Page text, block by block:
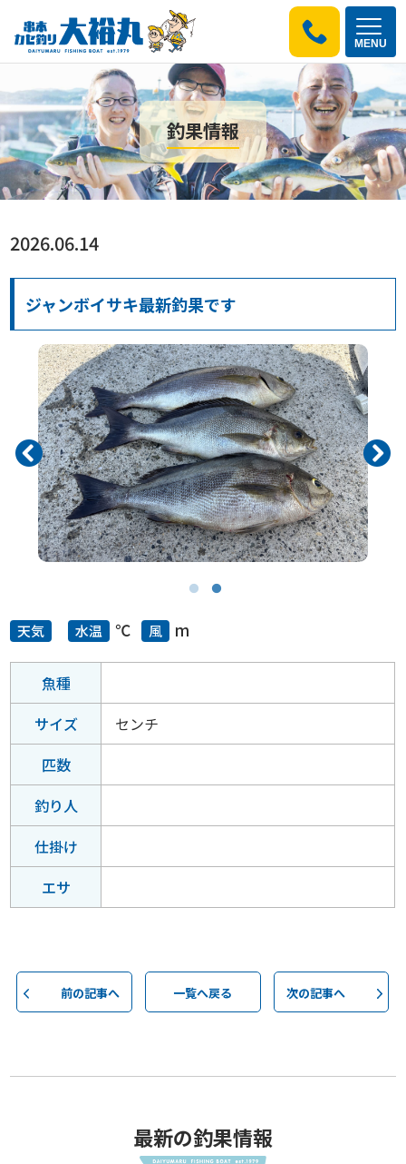
MENU
釣果情報
2026.06.14
ジャンボイサキ最新釣果です
天気 水温 ℃ 風 m
魚種
サイズ
センチ
匹数
釣り人
仕掛け
エサ
前の記事へ 一覧へ戻る 次の記事へ
最新の釣果情報